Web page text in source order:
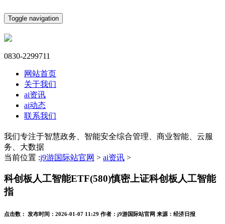
Toggle navigation
0830-2299711
网站首页
关于我们
ai资讯
ai动态
联系我们
我们专注于智慧政务、智能安全综合管理、商业智能、云服
务、大数据
当前位置 :j9游国际站官网 > ai资讯 >
科创板人工智能ETF(580)慎密上证科创板人工智能
指
点击数： 发布时间： 2026-01-07 11:29 作者： j9游国际站官网 来源： 经济日报